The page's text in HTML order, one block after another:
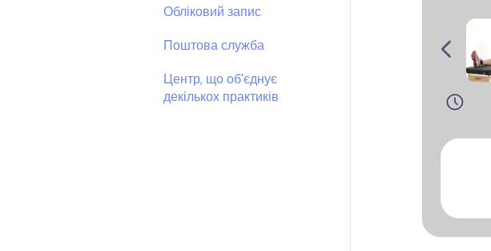
Обліковий запис
Поштова служба
Центр, що об'єднує
декількох практиків